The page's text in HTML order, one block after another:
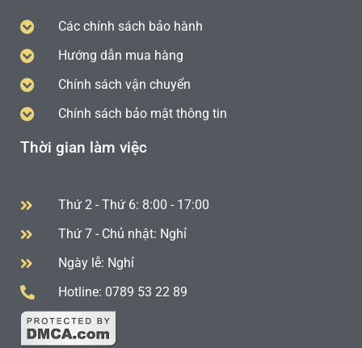
Các chính sách bảo hành
Hướng dẫn mua hàng
Chính sách vận chuyển
Chính sách bảo mật thông tin
Thời gian làm việc
Thứ 2 - Thứ 6: 8:00 - 17:00
Thứ 7 - Chủ nhật: Nghỉ
Ngày lễ: Nghỉ
Hotline: 0789 53 22 89